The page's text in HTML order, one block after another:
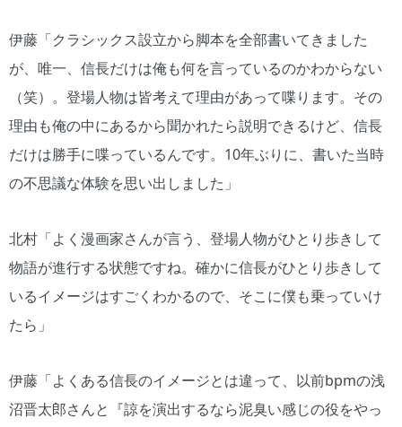
伊藤「クラシックス設立から脚本を全部書いてきました
が、唯一、信長だけは俺も何を言っているのかわからない
（笑）。登場人物は皆考えて理由があって喋ります。その
理由も俺の中にあるから聞かれたら説明できるけど、信長
だけは勝手に喋っているんです。10年ぶりに、書いた当時
の不思議な体験を思い出しました」
北村「よく漫画家さんが言う、登場人物がひとり歩きして
物語が進行する状態ですね。確かに信長がひとり歩きして
いるイメージはすごくわかるので、そこに僕も乗っていけ
たら」
伊藤「よくある信長のイメージとは違って、以前bpmの浅
沼晋太郎さんと『諒を演出するなら泥臭い感じの役をやっ